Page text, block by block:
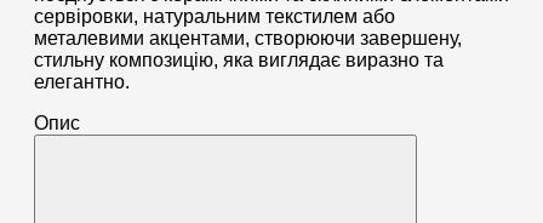
сервіровки, натуральним текстилем або
металевими акцентами, створюючи завершену,
стильну композицію, яка виглядає виразно та
елегантно.
Опис